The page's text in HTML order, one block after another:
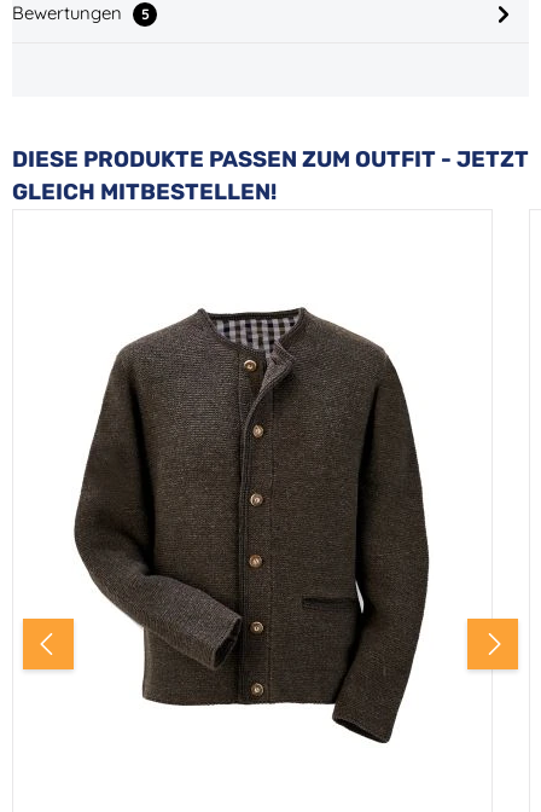
Bewertungen
5
Produktgalerie überspringen
DIESE PRODUKTE PASSEN ZUM OUTFIT - JETZT
GLEICH MITBESTELLEN!